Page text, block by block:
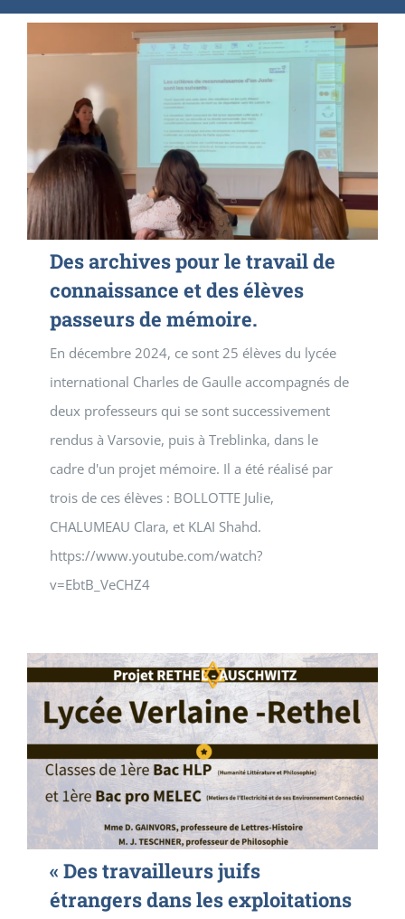
Des archives pour le travail de
connaissance et des élèves
passeurs de mémoire.
En décembre 2024, ce sont 25 élèves du lycée
international Charles de Gaulle accompagnés de
deux professeurs qui se sont successivement
rendus à Varsovie, puis à Treblinka, dans le
cadre d'un projet mémoire. Il a été réalisé par
trois de ces élèves : BOLLOTTE Julie,
CHALUMEAU Clara, et KLAI Shahd.
https://www.youtube.com/watch?
v=EbtB_VeCHZ4
« Des travailleurs juifs
étrangers dans les exploitations